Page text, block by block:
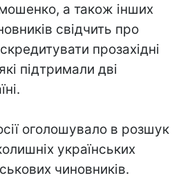
а також інших
свідчить про
прозахідні
підтримали дві
оголошувало в розшук
українських
чиновників.